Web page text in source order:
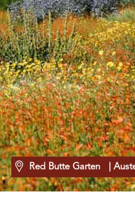
Red Butte Garten |